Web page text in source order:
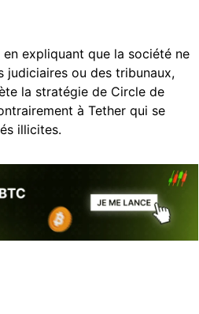
expliquant que la société ne
judiciaires ou des tribunaux,
la stratégie de Circle de
à Tether qui se
illicites.